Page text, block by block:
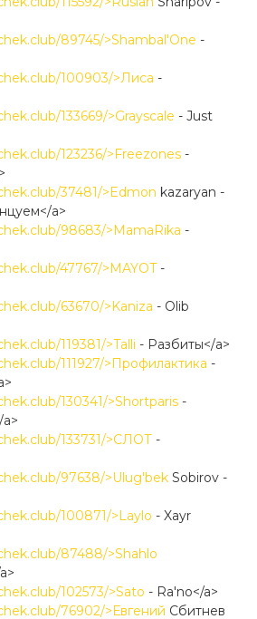
89745/>Shambal'One -
100903/>Лиса -
133669/>Grayscale - Just
123236/>Freezones -
37481/>Edmon kazaryan -
a>
98683/>MamaRika -
47767/>MAYOT-
63670/>Kaniza - Olib
119381/>Talli - Разбиты</a>
111927/>Профилактика -
130341/>Shortparis -
133731/>СЛОТ -
97638/>Ulug'bek Sobirov -
100871/>Laylo - Xayr
87488/>Shahlo
102573/>Sato - Ra'no</a>
76902/>Евгений Сбитнев